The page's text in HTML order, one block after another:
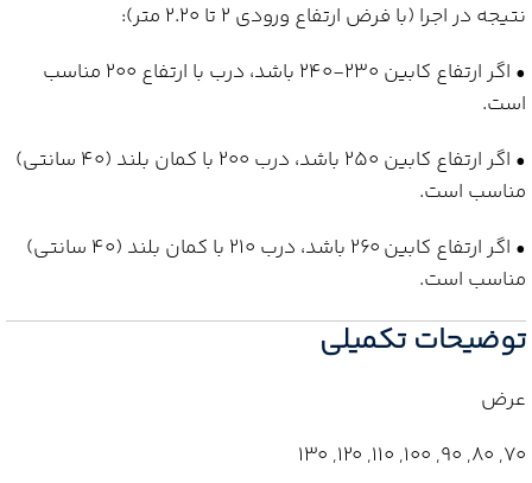
نتیجه در اجرا (با فرض ارتفاع ورودی 2 تا 2.20 متر):
• اگر ارتفاع کابین 230-240 باشد، درب با ارتفاع 200 مناسب
است.
• اگر ارتفاع کابین 250 باشد، درب 200 با کمان بلند (40 سانتی)
مناسب است.
• اگر ارتفاع کابین 260 باشد، درب 210 با کمان بلند (40 سانتی)
مناسب است.
توضیحات تکمیلی
عرض
70, 80, 90, 100, 110, 120, 130